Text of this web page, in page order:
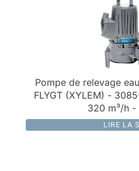
Pompe de relevage
FLYGT (XYLEM) -
320 m³/h -
LIRE LA